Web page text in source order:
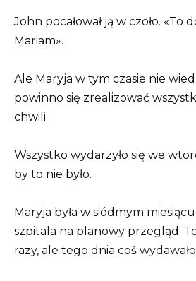
John pocałował ją w czoło. «To
Mariam».
Ale Maryja w tym czasie nie
powinno się zrealizować
chwili.
Wszystko wydarzyło się we
by to nie było.
Maryja była w siódmym
szpitala na planowy przegląd.
razy, ale tego dnia coś